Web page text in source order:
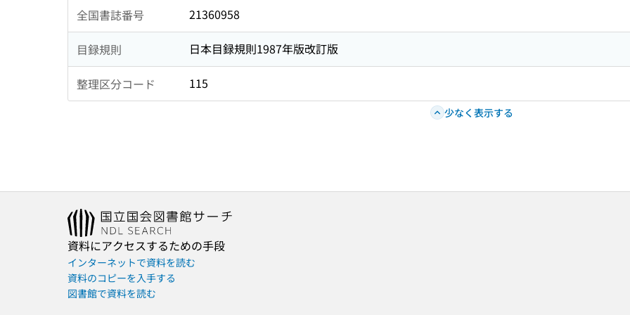
全国書誌番号 21360958
目録規則 日本目録規則1987年版改訂版
整理区分コード 115
少なく表示する
資料にアクセスするための手段
インターネットで資料を読む
資料のコピーを入手する
図書館で資料を読む